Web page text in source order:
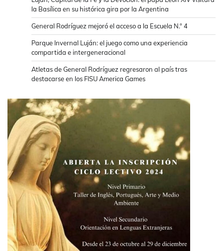
la Basílica en su histórica gira por la Argentina
General Rodríguez mejoró el acceso a la Escuela N.° 4
Parque Invernal Luján: el juego como una experiencia
compartida e intergeneracional
Atletas de General Rodríguez regresaron al país tras
destacarse en los FISU America Games